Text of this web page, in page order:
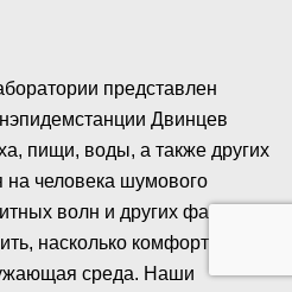
представлен
Двинцев
пищи, воды, а также других
на человека шумового
волн и других факторов
насколько комфортной и
среда. Наши